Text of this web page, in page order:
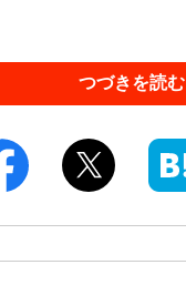
つづきを読む